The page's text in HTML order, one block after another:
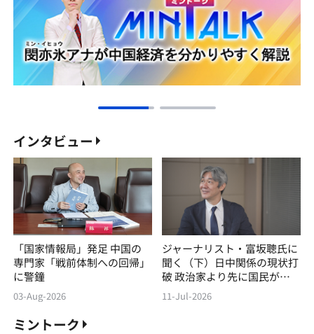
インタビュー
「国家情報局」発足 中国の
専門家「戦前体制への回帰」
に警鐘
03-Aug-2026
ジャーナリスト・富坂聰氏に
聞く（下）日中関係の現状打
破 政治家より先に国民が変
わろう
11-Jul-2026
ミントーク